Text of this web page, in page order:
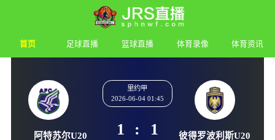
首页 足球直播 篮球直播 体育录像 体育资讯
里约甲